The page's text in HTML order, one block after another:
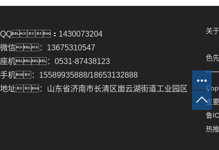
QQ：1430073204
微信：13675310547
座机：0531-87438123
手机：15589935888/18653132888
地址：山东省济南市长清区崮云湖街道工业园区
关
色
主
鲁
热